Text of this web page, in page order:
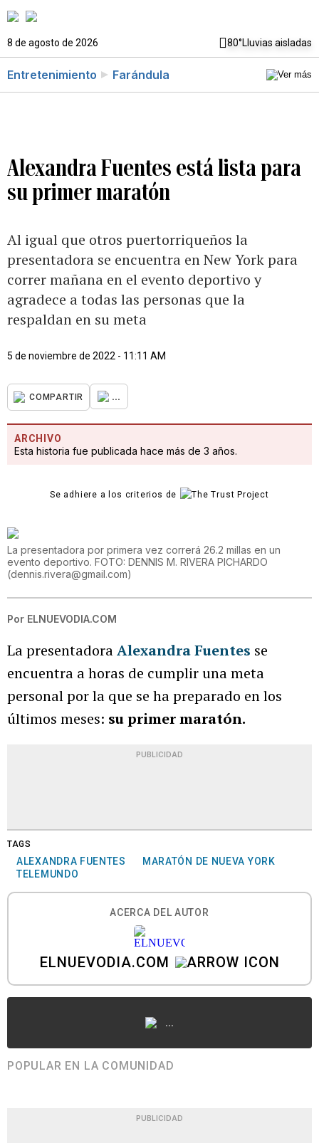
8 de agosto de 2026 80°Lluvias aisladas
Entretenimiento Farándula
Alexandra Fuentes está lista para
su primer maratón
Al igual que otros puertorriqueños la
presentadora se encuentra en New York para
correr mañana en el evento deportivo y
agradece a todas las personas que la
respaldan en su meta
5 de noviembre de 2022 - 11:11 AM
COMPARTIR ...
ARCHIVO
Esta historia fue publicada hace más de 3 años.
Se adhiere a los criterios de
La presentadora por primera vez correrá 26.2 millas en un
evento deportivo. FOTO: DENNIS M. RIVERA PICHARDO
(dennis.rivera@gmail.com)
Por ELNUEVODIA.COM
La presentadoraAlexandra Fuentes se
encuentra a horas de cumplir una meta
personal por la que se ha preparado en los
últimos meses: su primer maratón.
PUBLICIDAD
TAGS
ALEXANDRA FUENTES
MARATÓN DE NUEVA YORK
TELEMUNDO
ACERCA DEL AUTOR
ELNUEVODIA.COM
...
POPULAR EN LA COMUNIDAD
PUBLICIDAD